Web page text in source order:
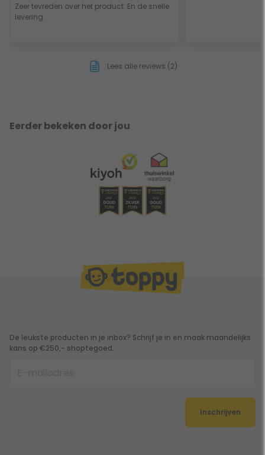
Zeer tevreden over het product. En de snelle
levering.
Lees alle reviews (2)
Eerder bekeken door jou
De leukste producten in je inbox? Schrijf je in en maak maandelijks
kans op €250,- shoptegoed.
Inschrijven